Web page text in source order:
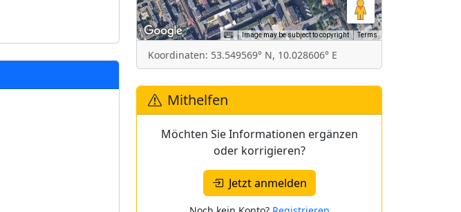
Image may be subject to copyright Terms
Koordinaten: 53.549569° N, 10.028606° E
Mithelfen
Möchten Sie Informationen ergänzen
oder korrigieren?
Jetzt anmelden